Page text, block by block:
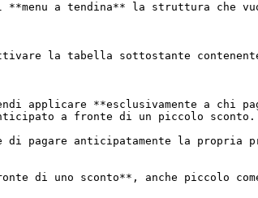
a tendina** la struttura che
la tabella sottostante
applicare **esclusivamente a chi
a fronte di un piccolo sconto.
di pagare anticipatamente la propria
di uno sconto**, anche piccolo